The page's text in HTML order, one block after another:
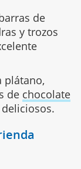
de
y trozos
plátano,
de chocolate